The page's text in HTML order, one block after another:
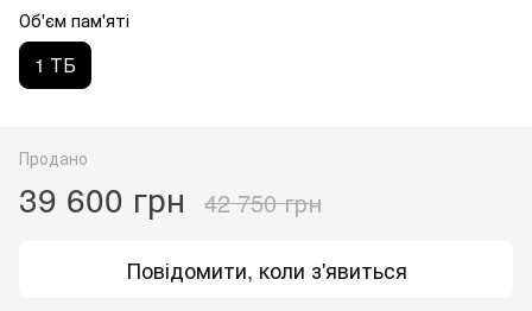
Об'єм пам'яті
1 ТБ
Продано
39 600 грн 42 750 грн
Повідомити, коли з'явиться